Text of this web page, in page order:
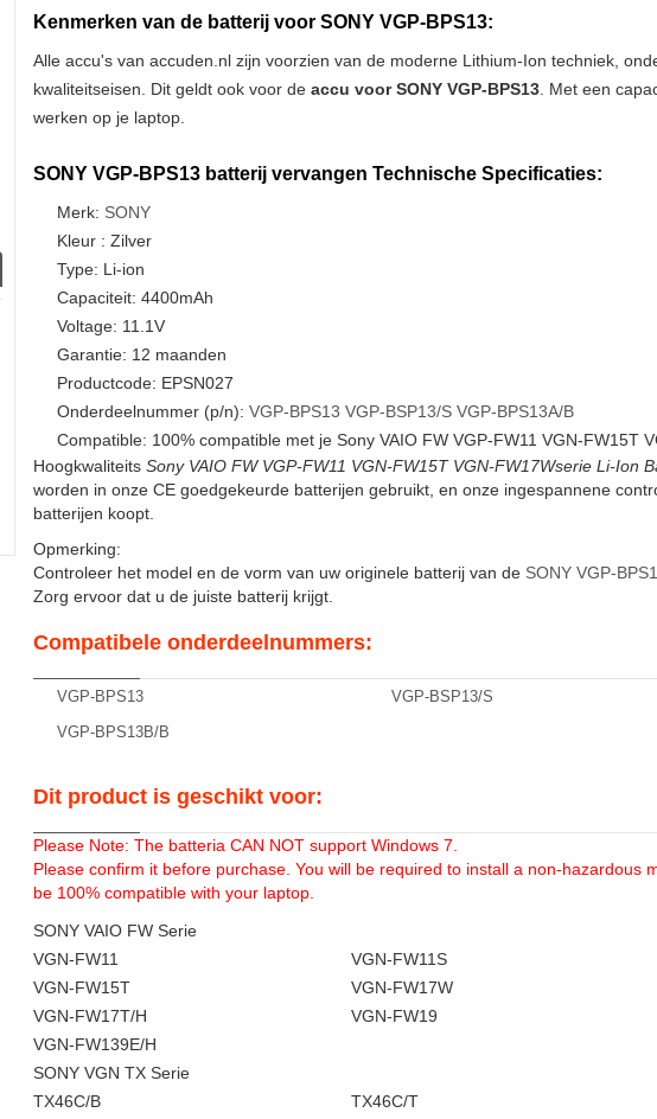
Kenmerken van de batterij voor SONY VGP-BPS13:
Alle accu's van accuden.nl zijn voorzien van de moderne Lithium-Ion techniek,
kwaliteitseisen. Dit geldt ook voor de accu voor SONY VGP-BPS13. Met een
werken op je laptop.
SONY VGP-BPS13 batterij vervangen Technische Specificaties:
Merk: SONY
Kleur : Zilver
Type: Li-ion
Capaciteit: 4400mAh
Voltage: 11.1V
Garantie: 12 maanden
Productcode: EPSN027
Onderdeelnummer (p/n): VGP-BPS13 VGP-BSP13/S VGP-BPS13A/B
Compatible: 100% compatible met je Sony VAIO FW VGP-FW11 VGN-FW15T
Hoogkwaliteits Sony VAIO FW VGP-FW11 VGN-FW15T VGN-FW17Wserie Li-Ion
worden in onze CE goedgekeurde batterijen gebruikt, en onze ingespannene
batterijen koopt.
Opmerking:
Controleer het model en de vorm van uw originele batterij van de SONY VGP-
Zorg ervoor dat u de juiste batterij krijgt.
Compatibele onderdeelnummers:
VGP-BPS13 VGP-BSP13/S
VGP-BPS13B/B
Dit product is geschikt voor:
Please Note: The batteria CAN NOT support Windows 7.
Please confirm it before purchase. You will be required to install a non-hazardous
be 100% compatible with your laptop.
SONY VAIO FW Serie
VGN-FW11
VGN-FW11S
VGN-FW15T
VGN-FW17W
VGN-FW17T/H
VGN-FW19
VGN-FW139E/H
SONY VGN TX Serie
TX46C/B
TX46C/T